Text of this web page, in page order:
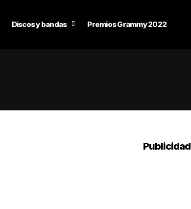
Discos y bandas Premios Grammy 2022
Publicidad